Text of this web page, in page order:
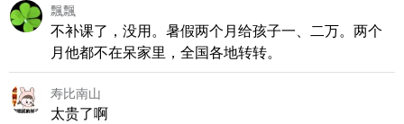
飄飄
不补课了，没用。暑假两个月给孩子一、二万。两个
月他都不在呆家里，全国各地转转。
寿比南山
太贵了啊